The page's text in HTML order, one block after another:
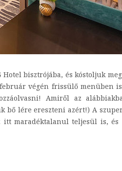
bisztrójába, és kóstoljuk
végén frissülő menüben
Amiről az
bő lére ereszteni azért!) A
maradéktalanul teljesül is, és